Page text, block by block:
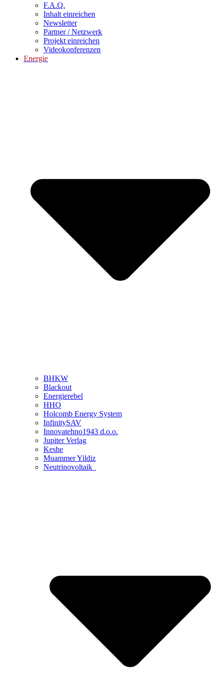
F.A.Q.
Inhalt einreichen
Newsletter
Partner / Netzwerk
Projekt einreichen
Videokonferenzen
Energie
BHKW
Blackout
Energierebel
HHO
Holcomb Energy System
InfinitySAV
Innovatehno1943 d.o.o.
Jupiter Verlag
Keshe
Muammer Yildiz
Neutrinovoltaik